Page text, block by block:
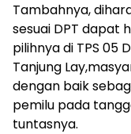
Tambahnya,
sesuai DPT dapat
pilihnya di TPS 05
Tanjung
dengan baik
pemilu pada
tuntasnya.